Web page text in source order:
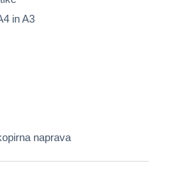
in A3
naprava